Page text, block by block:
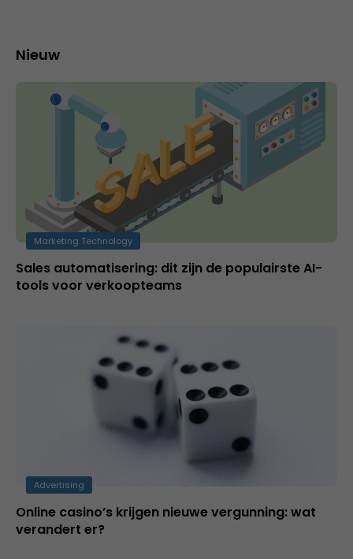
Nieuw
Marketing Technology
Sales automatisering: dit zijn de populairste AI-
tools voor verkoopteams
Advertising
Online casino’s krijgen nieuwe vergunning: wat
verandert er?